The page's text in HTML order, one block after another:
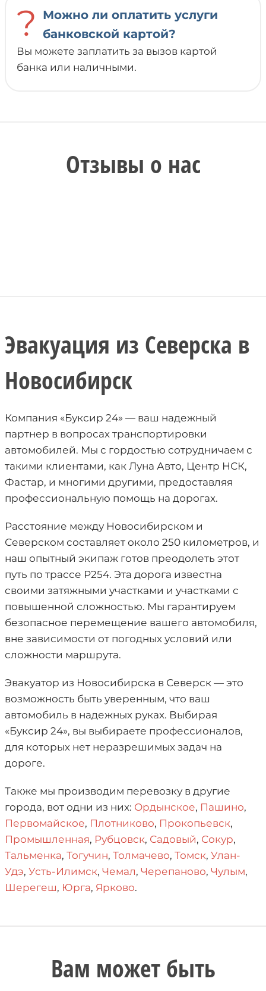
?
Можно ли оплатить услуги
банковской картой?
Вы можете заплатить за вызов картой
банка или наличными.
Отзывы о нас
Эвакуация из Северска в
Новосибирск
Компания «Буксир 24» — ваш надежный
партнер в вопросах транспортировки
автомобилей. Мы с гордостью сотрудничаем с
такими клиентами, как Луна Авто, Центр НСК,
Фастар, и многими другими, предоставляя
профессиональную помощь на дорогах.
Расстояние между Новосибирском и
Северском составляет около 250 километров, и
наш опытный экипаж готов преодолеть этот
путь по трассе Р254. Эта дорога известна
своими затяжными участками и участками с
повышенной сложностью. Мы гарантируем
безопасное перемещение вашего автомобиля,
вне зависимости от погодных условий или
сложности маршрута.
Эвакуатор из Новосибирска в Северск — это
возможность быть уверенным, что ваш
автомобиль в надежных руках. Выбирая
«Буксир 24», вы выбираете профессионалов,
для которых нет неразрешимых задач на
дороге.
Также мы производим перевозку в другие
города, вот одни из них: Ордынское, Пашино,
Первомайское, Плотниково, Прокопьевск,
Промышленная, Рубцовск, Садовый, Сокур,
Тальменка, Тогучин, Толмачево, Томск, Улан-
Удэ, Усть-Илимск, Чемал, Черепаново, Чулым,
Шерегеш, Юрга, Ярково.
Вам может быть